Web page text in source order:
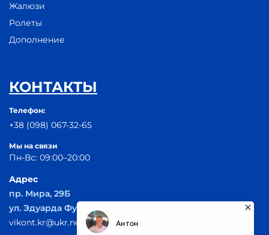
Жалюзи
Ролеты
Дополнение
КОНТАКТЫ
Телефон:
+38 (098) 067-32-65
Мы на связи
Пн-Вс: 09:00–20:00
Адрес
пр. Мира, 29Б
ул. Эдуарда Фукса 55
vikont.kr@ukr.net